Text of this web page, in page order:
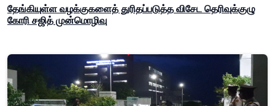
தேங்கியுள்ள வழக்குகளைத் துரிதப்படுத்த விசேட தெரிவுக்குழு
கோரி சஜித் முன்மொழிவு